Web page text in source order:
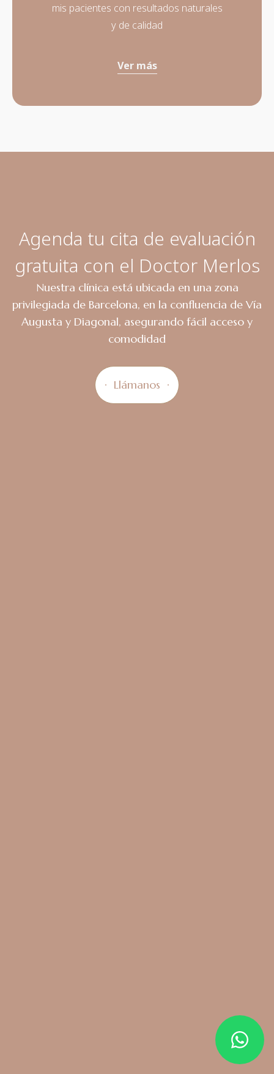
mis pacientes con resultados naturales
y de calidad
Ver más
Agenda tu cita de evaluación
gratuita con el Doctor Merlos
Nuestra clínica está ubicada en una zona
privilegiada de Barcelona, en la confluencia de Vía
Augusta y Diagonal, asegurando fácil acceso y
comodidad
Llámanos